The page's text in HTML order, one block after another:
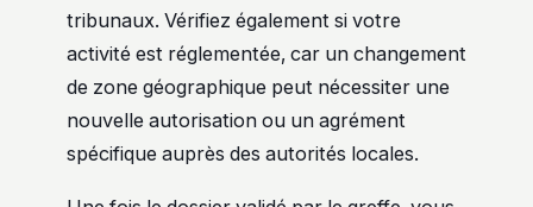
tribunaux. Vérifiez également si votre
activité est réglementée, car un changement
de zone géographique peut nécessiter une
nouvelle autorisation ou un agrément
spécifique auprès des autorités locales.